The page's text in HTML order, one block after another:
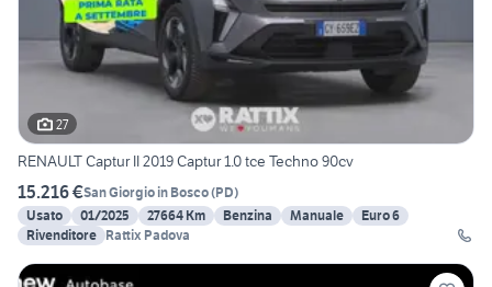
27
RENAULT Captur II 2019 Captur 1.0 tce Techno 90cv
15.216 €San Giorgio in Bosco(PD)
Usato
01/2025 27664 Km Benzina Manuale
Euro 6
Rivenditore Rattix Padova